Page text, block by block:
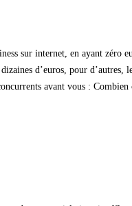
sur internet, en ayant zéro
d’euros, pour
avant vous : Combien